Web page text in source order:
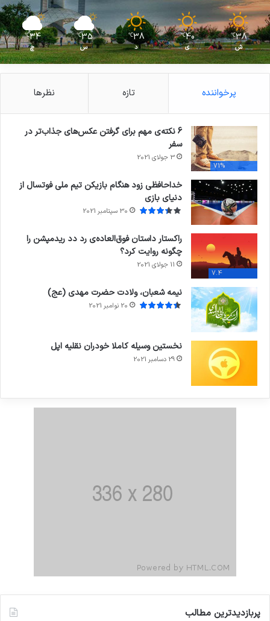
38
℃
ش
40
℃
ی
38
℃
د
35
℃
س
34
℃
چ
پرخواننده تازه نظرها
71%
6 نکته‌ی مهم برای گرفتن عکس‌های جذاب‌تر در
سفر
3 جولای 2021
خداحافظی زود هنگام بازیکن تیم ملی فوتسال از
دنیای بازی
30 سپتامبر 2021
7.4
راکستار داستان فوق‌العاده‌ی رد دد ریدمپشن را
چگونه روایت کرد؟
11 جولای 2021
نیمه شعبان، ولادت حضرت مهدی (عج)
20 نوامبر 2021
نخستین وسیله کاملا خودران نقلیه اپل
29 دسامبر 2021
پربازدیدترین مطالب